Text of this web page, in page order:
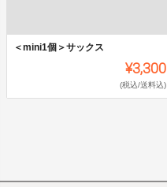
＜mini1個＞サックス
¥3,300
(税込/送料込)